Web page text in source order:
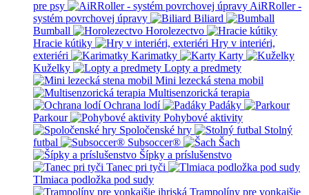
pre psy
AiRRoller -
systém povrchovej úpravy
Biliard
Bumball
Horolezectvo
Hracie kútiky
Hry v interiéri,
exteriéri
Karimatky
Karty
Kuželky
Lopty a predmety
Mini lezecká stena mobil
Multisenzorická terapia
Ochrana lodí
Padáky
Parkour
Pohybové aktivity
Spoločenské hry
Stolný
futbal
Subsoccer®
Šach
Šípky a príslušenstvo
Tanec pri tyči
Tlmiaca podložka pod sudy
Trampolíny pre vonkajšie